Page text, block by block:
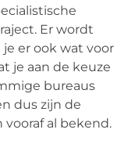
Er wordt
er ook wat voor
je aan de keuze
bureaus
dus zijn de
al bekend.